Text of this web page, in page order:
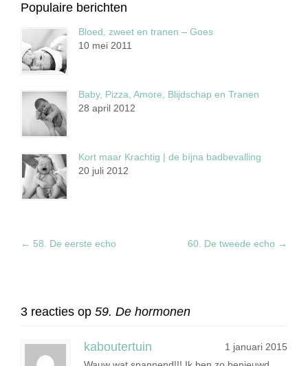
Populaire berichten
Bloed, zweet en tranen – Goes
10 mei 2011
Baby, Pizza, Amore, Blijdschap en Tranen
28 april 2012
Kort maar Krachtig | de bíjna badbevalling
20 juli 2012
← 58. De eerste echo 60. De tweede echo →
3 reacties op 59. De hormonen
kaboutertuin
1 januari 2015